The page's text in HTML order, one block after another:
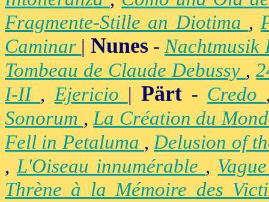
Fragmente-Stille an Diotima ,
Caminar | Nunes-
Tombeau de Claude Debussy ,
I-II ,Ejericio |Pärt - Credo
Sonorum ,La Création du
Fell in Petaluma ,Delusion of
,L'Oiseau innumérable ,
Thrène à la Mémoire des